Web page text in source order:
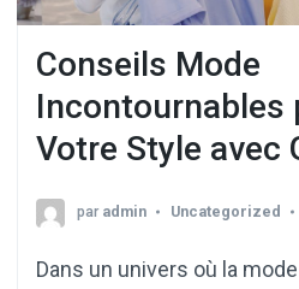
Conseils Mode
Incontournables
Votre Style avec
par admin Uncategorized
Dans un univers où la